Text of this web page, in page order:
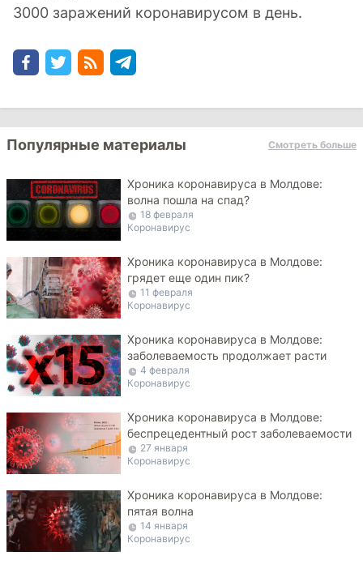
3000 заражений коронавирусом в день.
Популярные материалы Смотреть больше
Хроника коронавируса в Молдове:
волна пошла на спад?
18 февраля
Коронавирус
Хроника коронавируса в Молдове:
грядет еще один пик?
11 февраля
Коронавирус
Хроника коронавируса в Молдове:
заболеваемость продолжает расти
4 февраля
Коронавирус
Хроника коронавируса в Молдове:
беспрецедентный рост заболеваемости
27 января
Коронавирус
Хроника коронавируса в Молдове:
пятая волна
14 января
Коронавирус